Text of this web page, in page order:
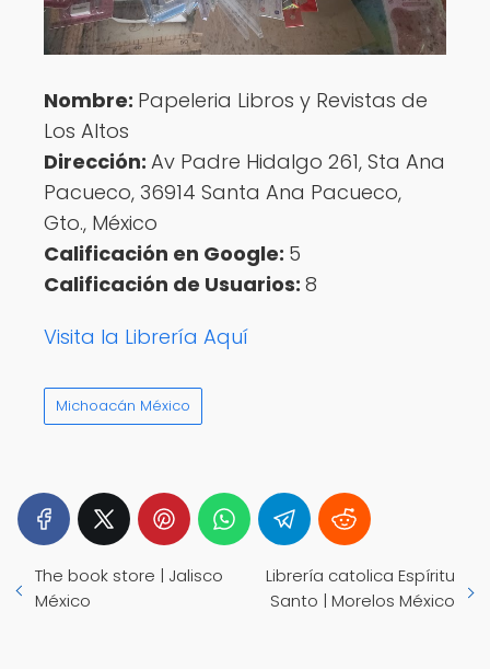
Nombre: Papeleria Libros y Revistas de
Los Altos
Dirección: Av Padre Hidalgo 261, Sta Ana
Pacueco, 36914 Santa Ana Pacueco,
Gto., México
Calificación en Google: 5
Calificación de Usuarios: 8
Visita la Librería Aquí
Michoacán México
The book store | Jalisco
México
Librería catolica Espíritu
Santo | Morelos México